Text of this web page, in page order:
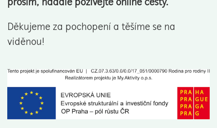
prosím, nadále požívejte online cesty.
Děkujeme za pochopení a těšíme se na
viděnou!